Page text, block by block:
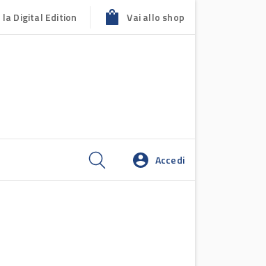
la Digital Edition Vai allo shop
Accedi